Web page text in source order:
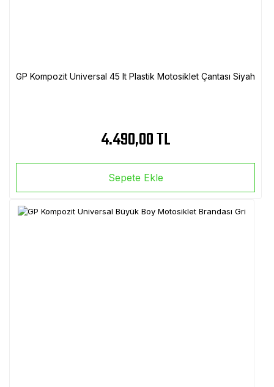
GP Kompozit Universal 45 lt Plastik Motosiklet Çantası Siyah
4.490,00 TL
Sepete Ekle